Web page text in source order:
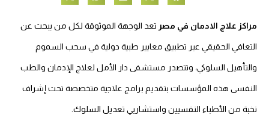
مراكز علاج الادمان في مصر تعد الوجهة الموثوقة لكل من يبحث عن
التعافي الحقيقي عبر تطبيق معايير طبية دولية في سحب السموم
والتأهيل السلوكي، وتتصدر مستشفى دار الأمل لعلاج الإدمان والطب
النفسى هذه المؤسسات بتقديم برامج علاجية متخصصة تحت إشراف
نخبة من الأطباء النفسيين واستشاريي تعديل السلوك.